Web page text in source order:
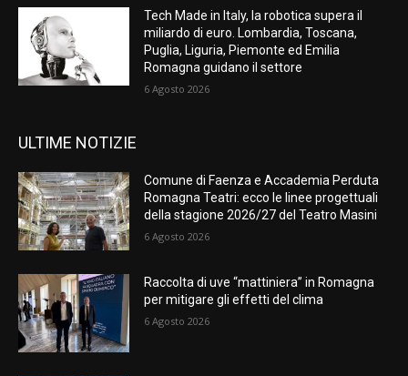
Tech Made in Italy, la robotica supera il
miliardo di euro. Lombardia, Toscana,
Puglia, Liguria, Piemonte ed Emilia
Romagna guidano il settore
6 Agosto 2026
ULTIME NOTIZIE
Comune di Faenza e Accademia Perduta
Romagna Teatri: ecco le linee progettuali
della stagione 2026/27 del Teatro Masini
6 Agosto 2026
Raccolta di uve “mattiniera” in Romagna
per mitigare gli effetti del clima
6 Agosto 2026